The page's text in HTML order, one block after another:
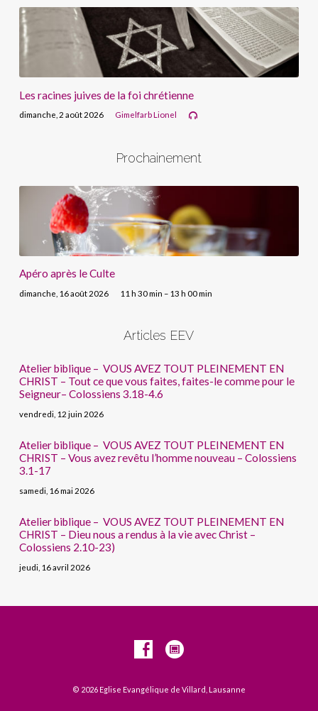
Les racines juives de la foi chrétienne
dimanche, 2 août 2026 Gimelfarb Lionel
Prochainement
Apéro après le Culte
dimanche, 16 août 2026 11 h 30 min – 13 h 00 min
Articles EEV
Atelier biblique – VOUS AVEZ TOUT PLEINEMENT EN
CHRIST – Tout ce que vous faites, faites-le comme pour le
Seigneur– Colossiens 3.18-4.6
vendredi, 12 juin 2026
Atelier biblique – VOUS AVEZ TOUT PLEINEMENT EN
CHRIST – Vous avez revêtu l’homme nouveau – Colossiens
3.1-17
samedi, 16 mai 2026
Atelier biblique – VOUS AVEZ TOUT PLEINEMENT EN
CHRIST – Dieu nous a rendus à la vie avec Christ –
Colossiens 2.10-23)
jeudi, 16 avril 2026
© 2026 Eglise Evangélique de Villard, Lausanne